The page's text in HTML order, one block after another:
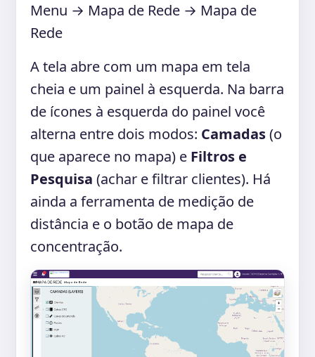
Menu → Mapa de Rede → Mapa de
Rede
A tela abre com um mapa em tela
cheia e um painel à esquerda. Na barra
de ícones à esquerda do painel você
alterna entre dois modos: Camadas(o
que aparece no mapa) e Filtros e
Pesquisa (achar e filtrar clientes). Há
ainda a ferramenta de medição de
distância e o botão de mapa de
concentração.